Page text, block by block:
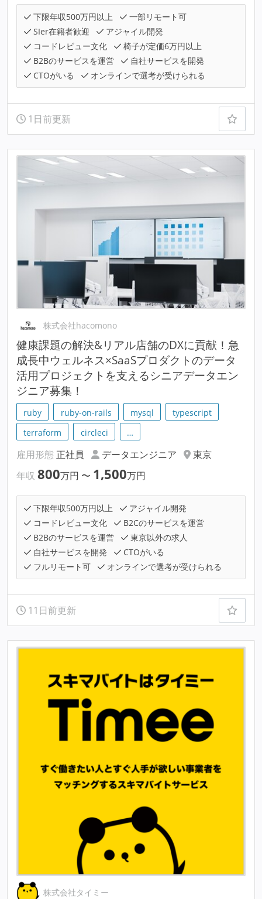
下限年収500万円以上
一部リモート可
SIer在籍者歓迎
アジャイル開発
コードレビュー文化
椅子が定価6万円以上
B2Bのサービスを運営
自社サービスを開発
CTOがいる
オンラインで選考が受けられる
1日前更新
株式会社hacomono
健康課題の解決&リアル店舗のDXに貢献！急
成長中ウェルネス×SaaSプロダクトのデータ
活用プロジェクトを支えるシニアデータエン
ジニア募集！
ruby ruby-on-rails mysql
typescript
terraform
circleci …
雇用形態 正社員 データエンジニア
東京
年収 800万円 〜 1,500万円
下限年収500万円以上
アジャイル開発
コードレビュー文化
B2Cのサービスを運営
B2Bのサービスを運営
東京以外の求人
自社サービスを開発
CTOがいる
フルリモート可
オンラインで選考が受けられる
11日前更新
株式会社タイミー